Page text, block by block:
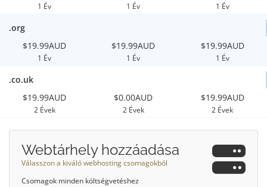
1 Év 1 Év 1 Év
.org
$19.99AUD
1 Év
$19.99AUD
1 Év
$19.99AUD
1 Év
.co.uk
$19.99AUD
2 Évek
$0.00AUD
2 Évek
$19.99AUD
2 Évek
Webtárhely hozzáadása
Válasszon a kiváló webhosting csomagokból
Csomagok minden költségvetéshez